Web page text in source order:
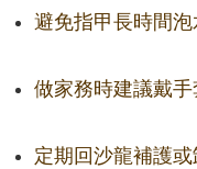
避免指甲長時間泡
做家務時建議戴手
定期回沙龍補護或